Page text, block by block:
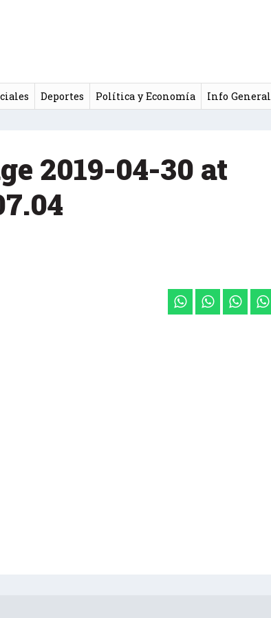
Deportes Política y Economía Info General
2019-04-30 at